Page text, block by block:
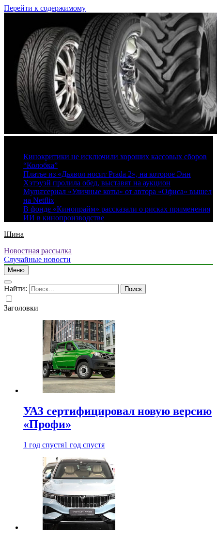
Перейти к содержимому
Кинокритики не исключили хороших кассовых сборов
“Колобка”
Платье из «Дьявол носит Prada 2», на которое Энн
Хэтэуэй пролила обед, выставят на аукцион
Мультсериал «Уличные коты» от автора «Офиса» вышел
на Netflix
В фонде «Кинопрайм» рассказали о рисках применения
ИИ в кинопроизводстве
Шина
Новостная рассылка
Случайные новости
Меню
Найти:
Заголовки
УАЗ сертифицировал новую версию
«Профи»
1 год спустя1 год спустя